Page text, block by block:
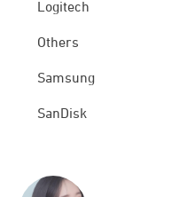
Logitech
Others
Samsung
SanDisk